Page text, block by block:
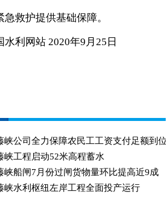
救护提供基础保障。
利网站 2020年9月25日
峡公司全力保障农民工工资支付足额到
峡工程启动52米高程蓄水
峡船闸7月份过闸货物量环比提高近9成
峡水利枢纽左岸工程全面投产运行